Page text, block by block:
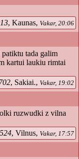
, Kaunas, Vakar, 20:06
tada galim
kartui laukiu rimtai
, Sakiai., Vakar, 19:02
ruzwudki z vilna
, Vilnus, Vakar, 17:57